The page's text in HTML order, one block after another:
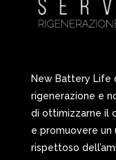
New Battery Life
rigenerazione e
di ottimizzarne il
e promuovere un
rispettoso